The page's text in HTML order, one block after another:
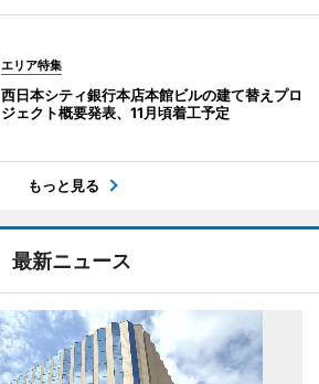
エリア特集
西日本シティ銀行本店本館ビルの建て替えプロ
ジェクト概要発表、11月頃着工予定
もっと見る
最新ニュース